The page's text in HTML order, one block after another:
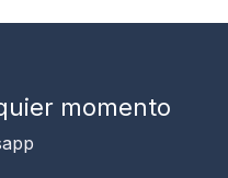
momento